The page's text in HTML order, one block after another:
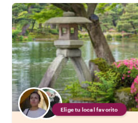
Elige tu local favorito